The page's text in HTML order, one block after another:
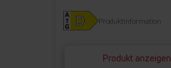
Produkt anzeigen
Produktinformation